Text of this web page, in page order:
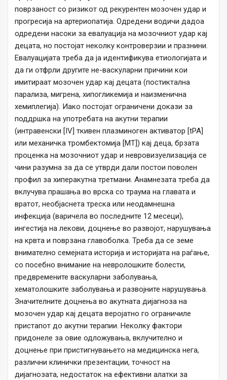
поврзаност со ризикот од рекурентен мозочен удар и
прогресија на артериопатија. Одредени водичи дадоа
одредени насоки за евалуација на мозочниот удар кај
децата, но постојат неколку контроверзии и празнини.
Евалуацијата треба да ја идентификува етиологијата и
да ги отфрли другите не-васкуларни причини кои
имитираат мозочен удар кај децата (постиктална
парализа, мигрена, хипогликемија и наизменична
хемиплегија). Иако постојат ограничени докази за
поддршка на употребата на акутни терапии
(интравенски [IV] ткивен плазминоген активатор [tPA]
или механичка тромбектомија [MT]) кај деца, брзата
проценка на мозочниот удар и невровизуелизација се
чини разумна за да се утврди дали постои поволен
профил за хиперакутна третмани. Анамнезата треба да
вклучува прашања во врска со траума на главата и
вратот, необјаснета треска или неодамнешна
инфекција (варичела во последните 12 месеци),
ингестија на лекови, доцнење во развојот, нарушувања
на крвта и поврзана главоболка. Треба да се земе
внимателно семејната историја и историјата на раѓање,
со посебно внимание на невролошките болести,
предвремените васкуларни заболувања,
хематолошките заболувања и развојните нарушувања.
Значителните доцнења во акутната дијагноза на
мозочен удар кај децата веројатно го ограничиле
пристапот до акутни терапии. Неколку фактори
придонеле за овие одложувања, вклучително и
доцнење при пристигнувањето на медицинска нега,
различни клинички презентации, точност на
дијагнозата, недостаток на ефективни алатки за